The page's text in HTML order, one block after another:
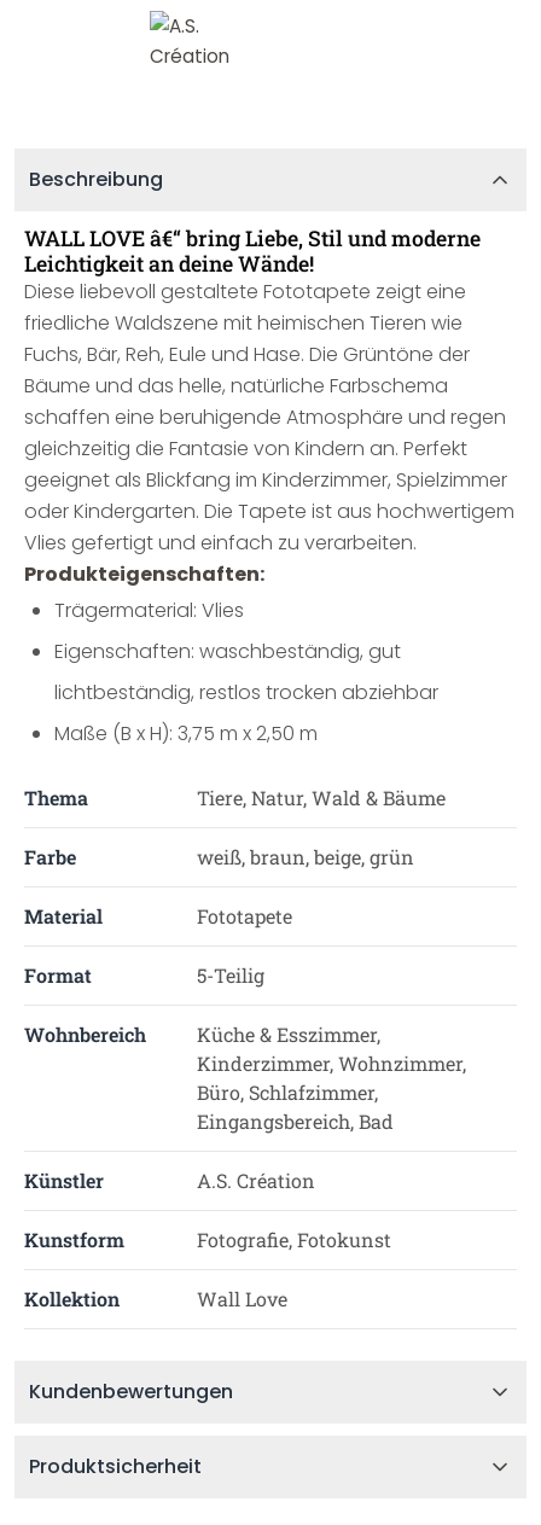
Beschreibung
WALL LOVE â€“ bring Liebe, Stil und moderne
Leichtigkeit an deine Wände!
Diese liebevoll gestaltete Fototapete zeigt eine
friedliche Waldszene mit heimischen Tieren wie
Fuchs, Bär, Reh, Eule und Hase. Die Grüntöne der
Bäume und das helle, natürliche Farbschema
schaffen eine beruhigende Atmosphäre und regen
gleichzeitig die Fantasie von Kindern an. Perfekt
geeignet als Blickfang im Kinderzimmer, Spielzimmer
oder Kindergarten. Die Tapete ist aus hochwertigem
Vlies gefertigt und einfach zu verarbeiten.
Produkteigenschaften:
Trägermaterial: Vlies
Eigenschaften: waschbeständig, gut
lichtbeständig, restlos trocken abziehbar
Maße (B x H): 3,75 m x 2,50 m
Thema Tiere, Natur, Wald & Bäume
Farbe weiß, braun, beige, grün
Material Fototapete
Format 5-Teilig
Wohnbereich
Küche & Esszimmer,
Kinderzimmer, Wohnzimmer,
Büro, Schlafzimmer,
Eingangsbereich, Bad
Künstler A.S. Création
Kunstform Fotografie, Fotokunst
Kollektion Wall Love
Kundenbewertungen
Produktsicherheit